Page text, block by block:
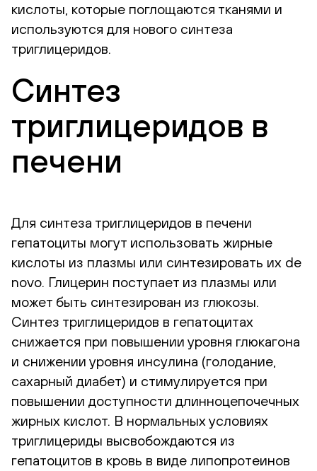
кислоты, которые поглощаются тканями и
используются для нового синтеза
триглицеридов.
Синтез
триглицеридов в
печени
Для синтеза триглицеридов в печени
гепатоциты могут использовать жирные
кислоты из плазмы или синтезировать их de
novo. Глицерин поступает из плазмы или
может быть синтезирован из глюкозы.
Синтез триглицеридов в гепатоцитах
снижается при повышении уровня глюкагона
и снижении уровня инсулина (голодание,
сахарный диабет) и стимулируется при
повышении доступности длинноцепочечных
жирных кислот. В нормальных условиях
триглицериды высвобождаются из
гепатоцитов в кровь в виде липопротеинов